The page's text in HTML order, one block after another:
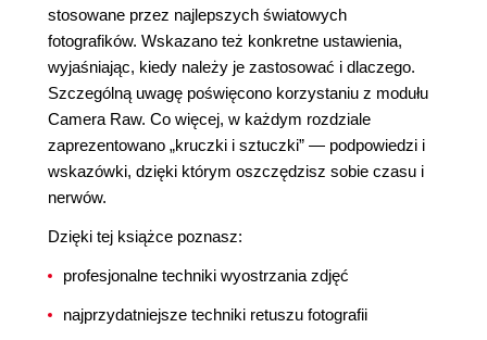
stosowane przez najlepszych światowych
fotografików. Wskazano też konkretne ustawienia,
wyjaśniając, kiedy należy je zastosować i dlaczego.
Szczególną uwagę poświęcono korzystaniu z modułu
Camera Raw. Co więcej, w każdym rozdziale
zaprezentowano „kruczki i sztuczki” — podpowiedzi i
wskazówki, dzięki którym oszczędzisz sobie czasu i
nerwów.
Dzięki tej książce poznasz:
profesjonalne techniki wyostrzania zdjęć
najprzydatniejsze techniki retuszu fotografii